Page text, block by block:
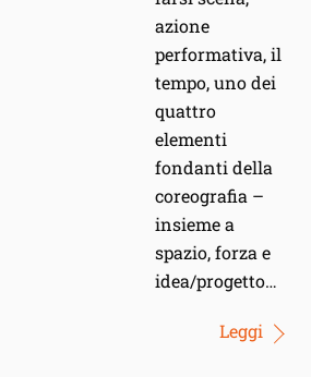
azione
performativa, il
tempo, uno dei
quattro
elementi
fondanti della
coreografia –
insieme a
spazio, forza e
idea/progetto…
Leggi